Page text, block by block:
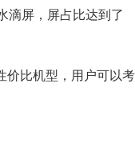
滴屏，屏占比达到了
价比机型，用户可以考